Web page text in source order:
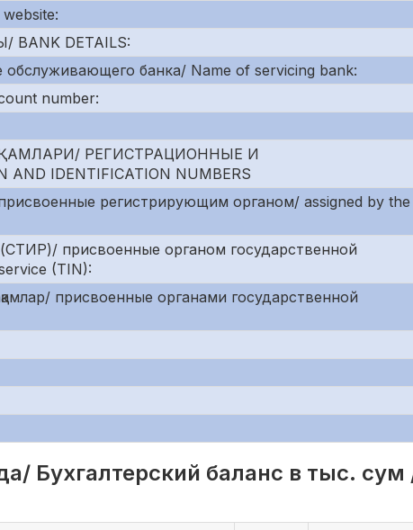
DETAILS:
банка/ Name of servicing bank:
number:
РЕГИСТРАЦИОННЫЕ И
IDENTIFICATION NUMBERS
регистрирующим органом/ assigned by the
присвоенные органом государственной
(TIN):
присвоенные органами государственной
Бухгалтерский баланс в тыс. сум